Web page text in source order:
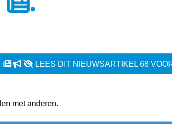
LEES DIT NIEUWSARTIKEL 68
met anderen.